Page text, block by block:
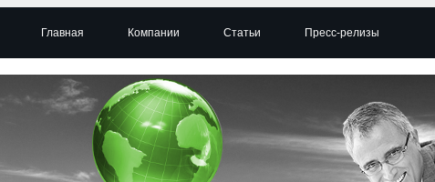
Главная Компании Статьи Пресс-релизы